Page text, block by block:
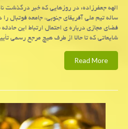
ساله تیم ملی آفریقای جنوبی، جامعه فوتبال
فضای مجازی درباره ی احتمال ارتباط این
شایعاتی که تا حالا از طرف هیچ مرجع رسمی
Read More